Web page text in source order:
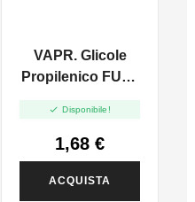
VAPR. Glicole
Propilenico FULL
 Disponibile!
1,68 €
ACQUISTA